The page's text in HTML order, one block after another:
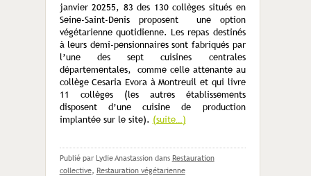
janvier 20255, 83 des 130 collèges situés en
Seine-Saint-Denis proposent une option
végétarienne quotidienne. Les repas destinés
à leurs demi-pensionnaires sont fabriqués par
l’une des sept cuisines centrales
départementales, comme celle attenante au
collège Cesaria Evora à Montreuil et qui livre
11 collèges (les autres établissements
disposent d’une cuisine de production
implantée sur le site). (suite…)
Publié par Lydie Anastassion dans Restauration
collective, Restauration végétarienne